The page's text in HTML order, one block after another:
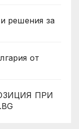
решения за
от
ПРИ